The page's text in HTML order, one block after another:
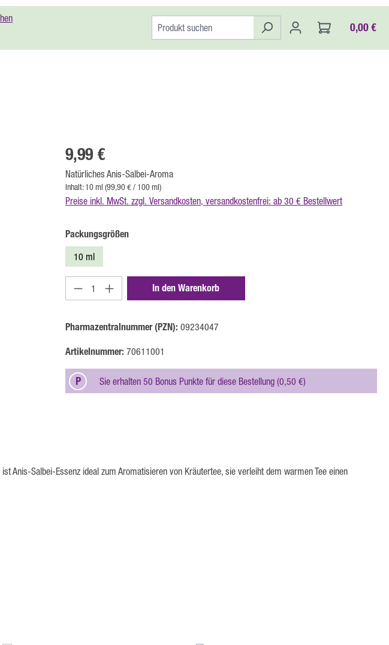
0,00 €
Regulärer Preis:
9,99 €
Natürliches Anis-Salbei-Aroma
Inhalt:10 ml (99,90 € / 100 ml)
Preise inkl. MwSt. zzgl. Versandkosten, versandkostenfrei: ab 30 € Bestellwert
Packungsgrößenauswählen
10 ml
Produkt Anzahl: Gib den gewünschten Wert ein oder
In den Warenkorb
Pharmazentralnummer (PZN): 09234047
Artikelnummer: 70611001
P Sie erhalten 50 Bonus Punkte für diese Bestellung (0,50 €)
Anis-Salbei-Essenz ideal zum Aromatisieren von Kräutertee, sie verleiht dem warmen Tee einen